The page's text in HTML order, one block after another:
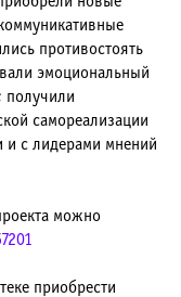
противостоять
эмоциональный
получили
самореализации
и с лидерами мнений
можно
приобрести